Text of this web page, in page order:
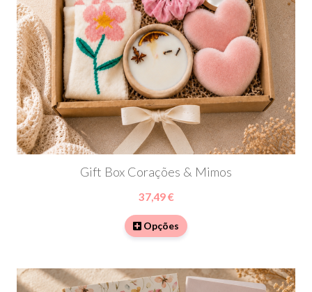
Gift Box Corações & Mimos
37,49 €
Opções